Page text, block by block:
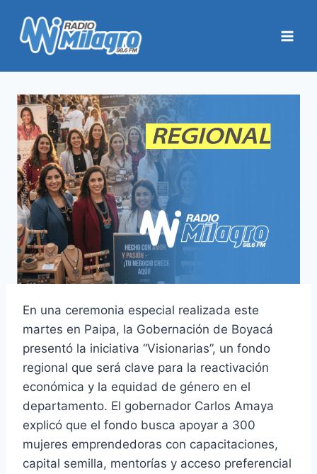
contenido
En una ceremonia especial realizada este
martes en Paipa, la Gobernación de Boyacá
presentó la iniciativa “Visionarias”, un fondo
regional que será clave para la reactivación
económica y la equidad de género en el
departamento. El gobernador Carlos Amaya
explicó que el fondo busca apoyar a 300
mujeres emprendedoras con capacitaciones,
capital semilla, mentorías y acceso preferencial